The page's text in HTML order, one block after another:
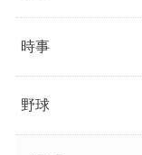
時事
野球